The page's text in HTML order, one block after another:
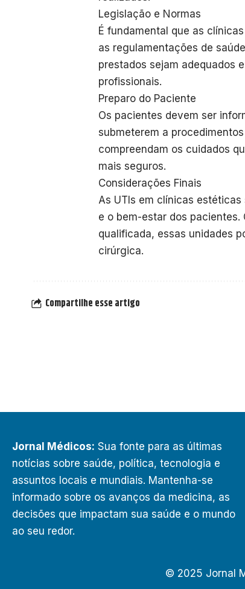
Legislação e Normas
É fundamental que as
as regulamentações de
prestados sejam adequados
profissionais.
Preparo do Paciente
Os pacientes devem ser
submeterem a
compreendam os cuidados
mais seguros.
Considerações Finais
As UTIs em clínicas
e o bem-estar dos pacientes.
qualificada, essas unidades
cirúrgica.
Compartilhe esse artigo
Jornal Médicos: Sua fonte para as últimas
notícias sobre saúde, política, tecnologia e
assuntos locais e mundiais. Mantenha-se
informado sobre os avanços da medicina, as
decisões que impactam sua saúde e o mundo
ao seu redor.
© 2025 Jornal